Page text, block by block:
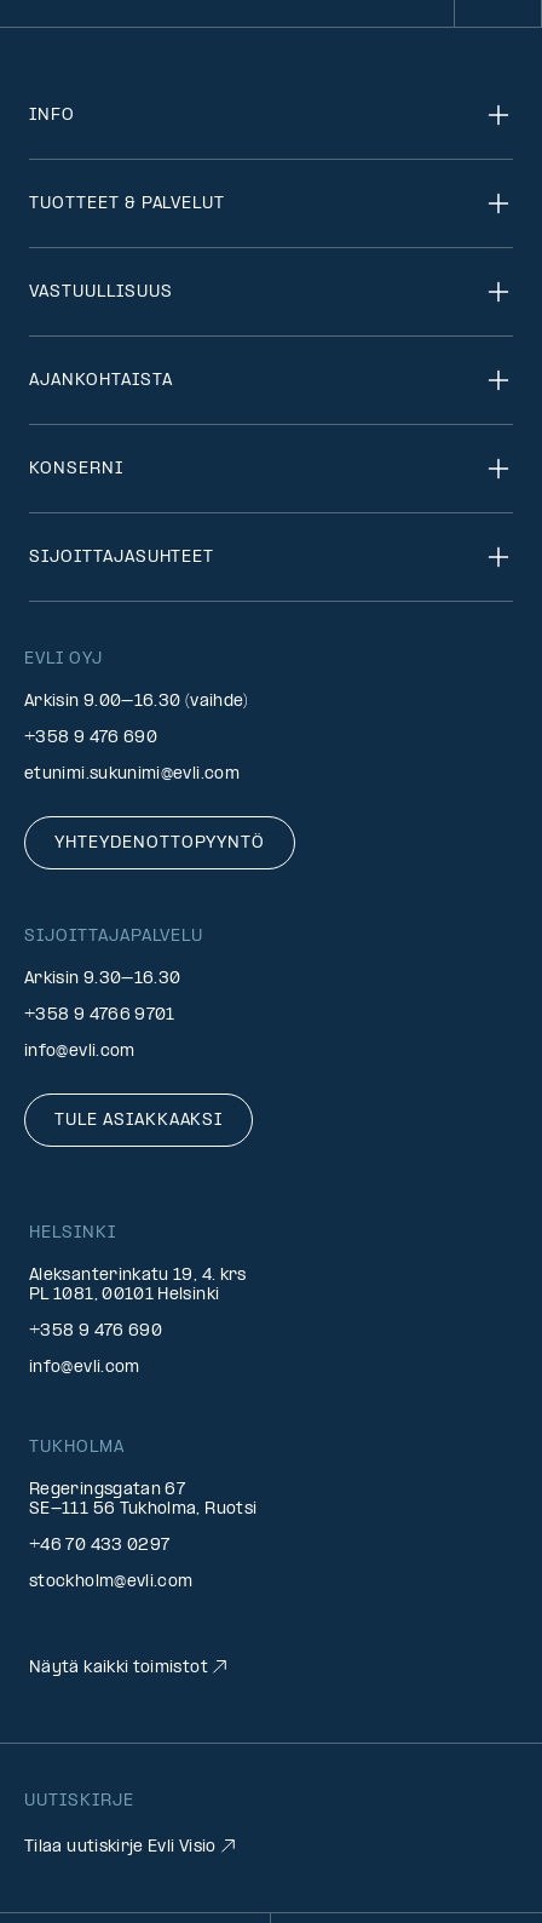
EVLI OYJ
Arkisin 9.00–16.30 (vaihde)
+358 9 476 690
etunimi.sukunimi@evli.com
YHTEYDENOTTOPYYNTÖ
SIJOITTAJAPALVELU
Arkisin 9.30–16.30
+358 9 4766 9701
info@evli.com
TULE ASIAKKAAKSI
INFO
TUOTTEET & PALVELUT
VASTUULLISUUS
AJANKOHTAISTA
KONSERNI
SIJOITTAJASUHTEET
UUTISKIRJE
Tilaa uutiskirje Evli Visio
HELSINKI
Aleksanterinkatu 19, 4. krs
PL 1081, 00101 Helsinki
+358 9 476 690
info@evli.com
TUKHOLMA
Regeringsgatan 67
SE-111 56 Tukholma, Ruotsi
+46 70 433 0297
stockholm@evli.com
Näytä kaikki toimistot